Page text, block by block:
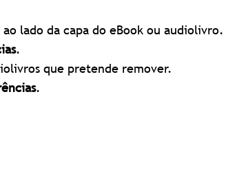
ao lado da capa do eBook ou audiolivro.
.
que pretende remover.
.